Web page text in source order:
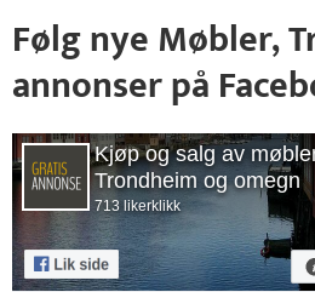
Følg nye Møbler,
annonser på
Kjøp og salg av
Trondheim og omegn
713 likerklikk